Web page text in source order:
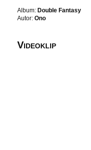
Album: Double Fantasy
Autor: Ono
Videoklip